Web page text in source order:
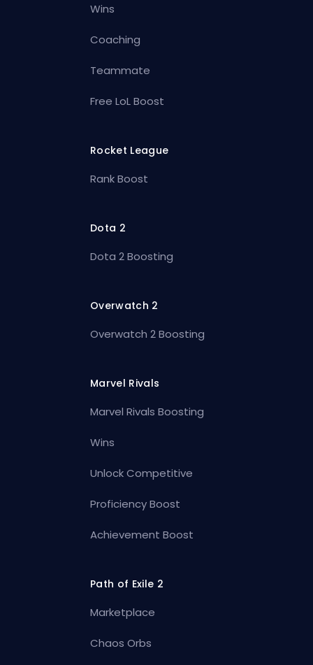
Wins
Coaching
Teammate
Free LoL Boost
Rocket League
Rank Boost
Dota 2
Dota 2 Boosting
Overwatch 2
Overwatch 2 Boosting
Marvel Rivals
Marvel Rivals Boosting
Wins
Unlock Competitive
Proficiency Boost
Achievement Boost
Path of Exile 2
Marketplace
Chaos Orbs